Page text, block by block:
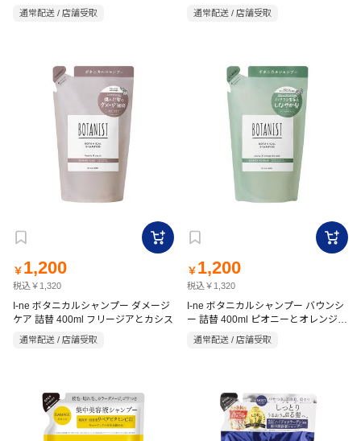
ズ
通常配送 / 店舗受取 通常配送 / 店舗受取
￥ 1,200
税込￥1,320
I-ne ボタニカルシャンプー ダメージ
ケア 詰替 400ml フリージアとカシス
通常配送 / 店舗受取
￥ 1,200
税込￥1,320
I-ne ボタニカルシャンプー バウンシ
ー 詰替 400ml ピオニーとオレンジブ
ロッサム
通常配送 / 店舗受取